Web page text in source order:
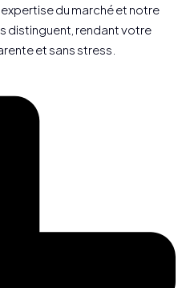
du marché et notre
distinguent, rendant votre
et sans stress.